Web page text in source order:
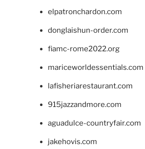
elpatronchardon.com
donglaishun-order.com
fiamc-rome2022.org
mariceworldessentials.com
lafisheriarestaurant.com
915jazzandmore.com
aguadulce-countryfair.com
jakehovis.com